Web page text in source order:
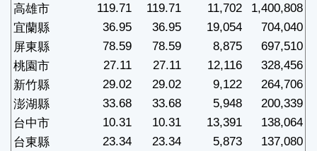
高雄市
119.71 119.71 11,702
1,400,808
宜蘭縣
36.95 36.95 19,054
704,040
屏東縣
78.59 78.59 8,875
697,510
桃園市
27.11 27.11 12,116
328,456
新竹縣
29.02 29.02 9,122
264,706
澎湖縣
33.68 33.68 5,948
200,339
台中市
10.31 10.31 13,391
138,064
台東縣
23.34 23.34 5,873
137,080